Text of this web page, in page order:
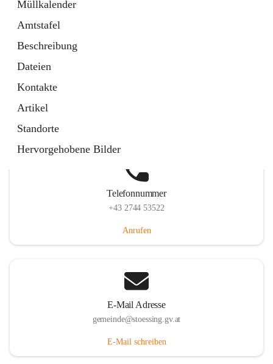
Müllkalender
Amtstafel
Beschreibung
Dateien
Kontakte
Artikel
Standorte
Hervorgehobene Bilder
Telefonnummer
+43 2744 53522
Anrufen
E-Mail Adresse
gemeinde@stoessing.gv.at
E-Mail schreiben